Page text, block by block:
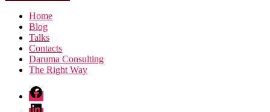
Home
Blog
Talks
Contacts
Daruma Consulting
The Right Way
fb
linkedin